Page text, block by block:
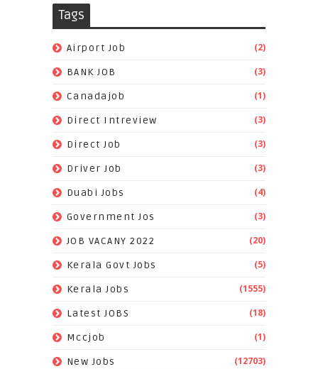
Tags
Airport Job (2)
BANK JOB (3)
Canadajob (1)
Direct Intreview (3)
Direct Job (3)
Driver Job (3)
Duabi Jobs (4)
Government Jos (3)
JOB VACANY 2022 (20)
Kerala Govt Jobs (5)
Kerala Jobs (1555)
Latest JOBS (18)
Mccjob (1)
New Jobs (12703)